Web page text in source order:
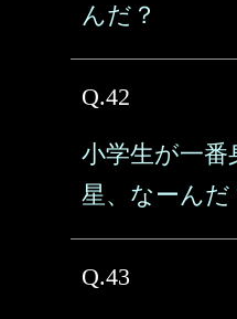
んだ？
Q.42
小学生が一番
星、なーんだ
Q.43